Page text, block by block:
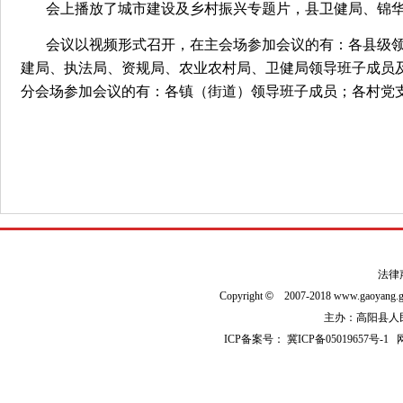
会上播放了城市建设及乡村振兴专题片，县卫健局、锦
会议以视频形式召开，在主会场参加会议的有：各县级
建局、执法局、资规局、农业农村局、卫健局领导班子成
分会场参加会议的有：各镇（街道）领导班子成员；各村党
法律
Copyright© 2007-2018
主办：高阳县人
ICP备案号：冀ICP备05019657号-1